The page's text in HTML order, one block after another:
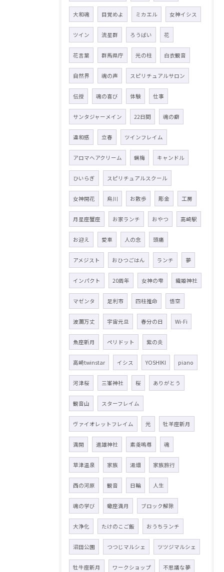
大和魂 目覚めよ ミカエル 女神イシス
ツイン 流星群 ろうばい 花
花言葉 群馬県庁 光の柱 白衣観音
自然界 魂の声 スピリチュアルサロン
伝授 魂の喜び 体験 仕事
サンタジャーメイン 22日間 魂の癖
違和感 立春 ツインフレイム
アロマヘアクリーム 蝋梅 キャンドル
ひいらぎ スピリチュアルスクール
女神開花 烏川 お散歩 彫金 工房
月星座蟹座 お家ランチ おやつ 高崎駅
お迎え 愛車 人の念 頭痛
アメジスト おひつごはん ランチ 夢
インパクト 20周年 女神の雫 織姫神社
マゼンタ 足利市 四柱推命 悟空
波瀾万丈 宇宙元旦 春分の日 Wi-Fi
魚座新月 ペリドット 紫の炎
高崎twinstar イシス YOSHIKI piano
河津桜 三峯神社 桜 ありがとう
観音山 スターフレイム
ヴァイオレットフレイム 光 牡羊座新月
満開 進雄神社 素戔嗚尊 魂
草津温泉 家族 湯畑 家族旅行
西の河原 観音 日輪 人生
魂の学び 蠍座満月 ブロック解除
大浄化 たけのこご飯 おうちランチ
沼田公園 つつじマルシェ ツツジマルシェ
牡牛座新月 ワークショップ 不思議な夢